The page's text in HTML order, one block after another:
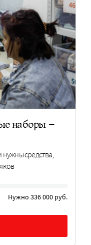
наборы –
нужны средства,
Нужно 336 000 руб.